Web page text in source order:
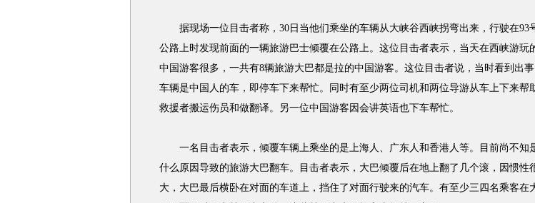
据现场一位目击者称，30日当他们乘坐的车辆从大峡谷西峡拐弯出来，行驶在93
公路上时发现前面的一辆旅游巴士倾覆在公路上。这位目击者表示，当天在西峡游玩
中国游客很多，一共有8辆旅游大巴都是拉的中国游客。这位目击者说，当时看到出事
车辆是中国人的车，即停车下来帮忙。同时有至少两位司机和两位导游从车上下来帮
救援者搬运伤员和做翻译。另一位中国游客因会讲英语也下车帮忙。
一名目击者表示，倾覆车辆上乘坐的是上海人、广东人和香港人等。目前尚不知
什么原因导致的旅游大巴翻车。目击者表示，大巴倾覆后在地上翻了几个滚，因惯性
大，大巴最后横卧在对面的车道上，挡住了对面行驶来的汽车。有至少三四名乘客在